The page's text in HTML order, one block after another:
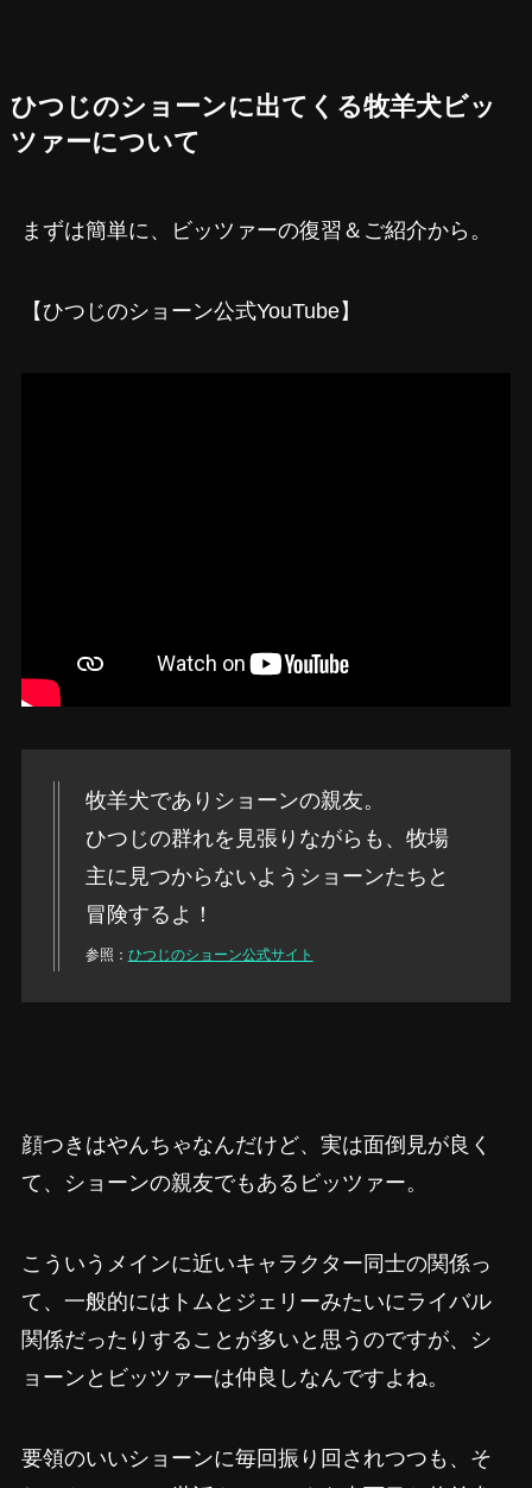
ひつじのショーンに出てくる牧羊犬ビッ
ツァーについて
まずは簡単に、ビッツァーの復習＆ご紹介から。
【ひつじのショーン公式YouTube】
牧羊犬でありショーンの親友。
ひつじの群れを見張りながらも、牧場
主に見つからないようショーンたちと
冒険するよ！
参照： ひつじのショーン公式サイト
顔つきはやんちゃなんだけど、実は面倒見が良く
て、ショーンの親友でもあるビッツァー。
こういうメインに近いキャラクター同士の関係っ
て、一般的にはトムとジェリーみたいにライバル
関係だったりすることが多いと思うのですが、シ
ョーンとビッツァーは仲良しなんですよね。
要領のいいショーンに毎回振り回されつつも、そ